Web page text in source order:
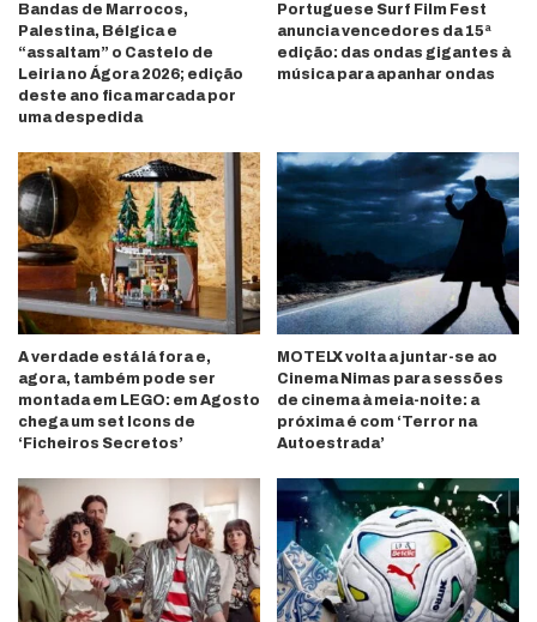
Bandas de Marrocos,
Palestina, Bélgica e
“assaltam” o Castelo de
Leiria no Ágora 2026; edição
deste ano fica marcada por
uma despedida
Portuguese Surf Film Fest
anuncia vencedores da 15ª
edição: das ondas gigantes à
música para apanhar ondas
A verdade está lá fora e,
agora, também pode ser
montada em LEGO: em Agosto
chega um set Icons de
‘Ficheiros Secretos’
MOTELX volta a juntar-se ao
Cinema Nimas para sessões
de cinema à meia-noite: a
próxima é com ‘Terror na
Autoestrada’